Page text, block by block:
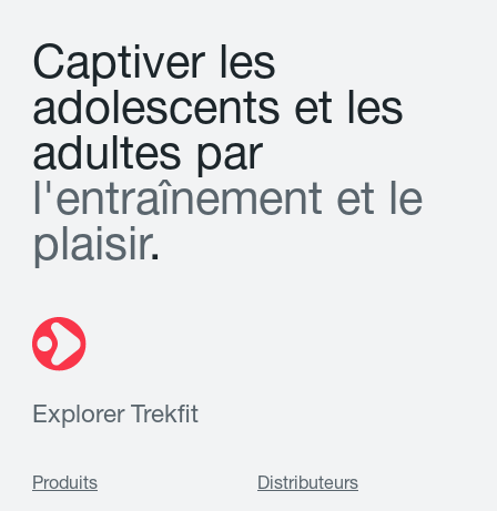
Captiver les
adolescents et les
adultes par
l'entraînement et le
plaisir.
Explorer Trekfit
Produits Distributeurs